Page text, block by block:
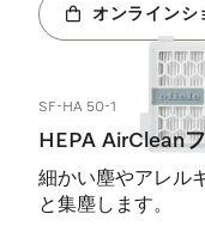
オンラインシ
SF-HA 50-1
HEPA AirClean
細かい塵やアレル
と集塵します。